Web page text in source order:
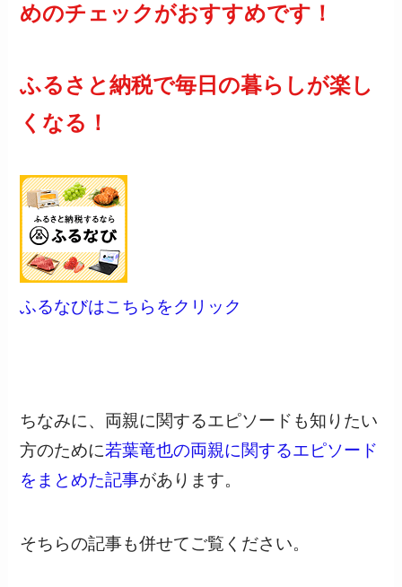
めのチェックがおすすめです！
ふるさと納税で毎日の暮らしが楽し
くなる！
ふるなびはこちらをクリック
ちなみに、両親に関するエピソードも知りたい
方のために若葉竜也の両親に関するエピソード
をまとめた記事があります。
そちらの記事も併せてご覧ください。